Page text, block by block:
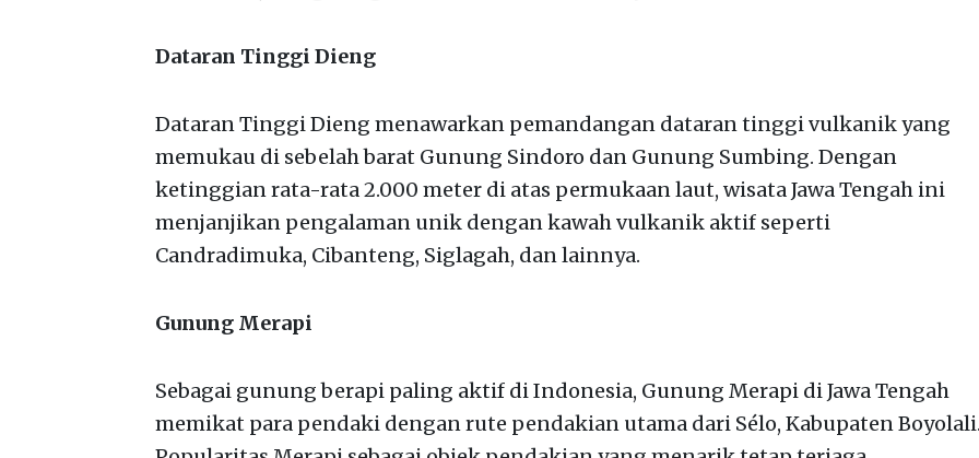
Dataran Tinggi Dieng
Dataran Tinggi Dieng menawarkan pemandangan dataran tinggi vulkanik yang
memukau di sebelah barat Gunung Sindoro dan Gunung Sumbing. Dengan
ketinggian rata-rata 2.000 meter di atas permukaan laut, wisata Jawa Tengah ini
menjanjikan pengalaman unik dengan kawah vulkanik aktif seperti
Candradimuka, Cibanteng, Siglagah, dan lainnya.
Gunung Merapi
Sebagai gunung berapi paling aktif di Indonesia, Gunung Merapi di Jawa Tengah
memikat para pendaki dengan rute pendakian utama dari Sélo, Kabupaten